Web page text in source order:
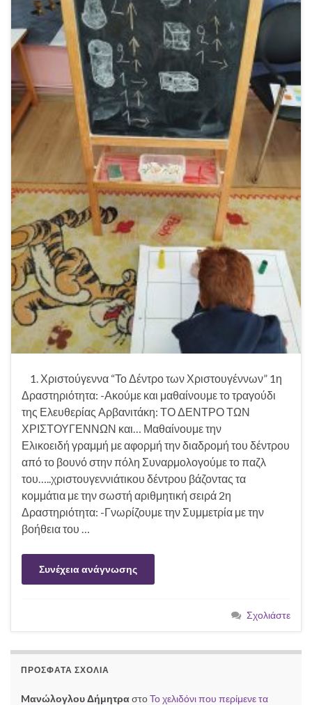
1. Χριστούγεννα “Το Δέντρο των Χριστουγέννων” 1η
Δραστηριότητα: -Ακούμε και μαθαίνουμε το τραγούδι
της Ελευθερίας Αρβανιτάκη: ΤΟ ΔΕΝΤΡΟ ΤΩΝ
ΧΡΙΣΤΟΥΓΕΝΝΩΝ και… Μαθαίνουμε την
Ελικοειδή γραμμή με αφορμή την διαδρομή του δέντρου
από το βουνό στην πόλη Συναρμολογούμε το παζλ
του…..χριστουγεννιάτικου δέντρου βάζοντας τα
κομμάτια με την σωστή αριθμητική σειρά 2η
Δραστηριότητα: -Γνωρίζουμε την Συμμετρία με την
βοήθεια του …
Συνέχεια ανάγνωσης
Σχολιάστε
ΠΡΌΣΦΑΤΑ ΣΧΌΛΙΑ
Mανώλογλου ΔήμητραστοΤο χελιδόνι που περίμενε τα